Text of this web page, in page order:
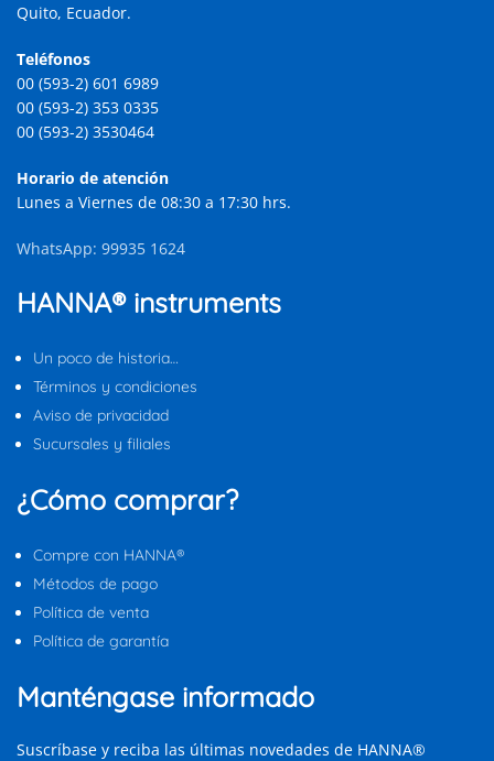
Quito, Ecuador.
Teléfonos
00 (593-2) 601 6989
00 (593-2) 353 0335
00 (593-2) 3530464
Horario de atención
Lunes a Viernes de 08:30 a 17:30 hrs.
WhatsApp: 99935 1624
HANNA® instruments
Un poco de historia…
Términos y condiciones
Aviso de privacidad
Sucursales y filiales
¿Cómo comprar?
Compre con HANNA®
Métodos de pago
Política de venta
Política de garantía
Manténgase informado
Suscríbase y reciba las últimas novedades de HANNA®